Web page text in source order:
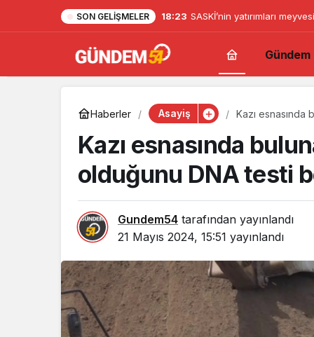
SON GELIŞMELER 18:23 SASKİ’nin yatırımları
Gündem
Haberler Asayiş Kazı
Kazı esnasında
olduğunu DNA testi
Gundem54 tarafından yayınlandı
21 Mayıs 2024, 15:51 yayınlandı